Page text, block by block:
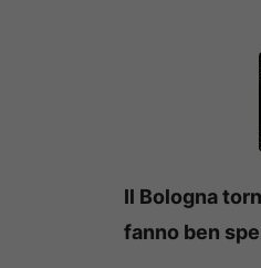
Il Bologna
fanno ben